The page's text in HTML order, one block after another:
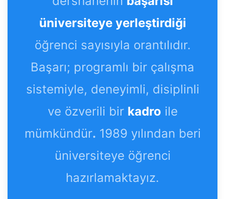
üniversiteye yerleştirdiği
öğrenci sayısıyla orantılıdır.
Başarı; programlı bir çalışma
sistemiyle, deneyimli, disiplinli
ve özverili bir kadro ile
mümkündür. 1989 yılından beri
üniversiteye öğrenci
hazırlamaktayız.